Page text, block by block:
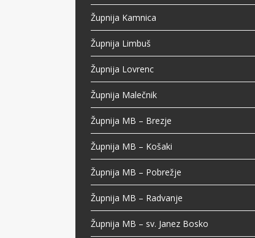
Župnija Kamnica
Župnija Limbuš
Župnija Lovrenc
Župnija Malečnik
Župnija MB – Brezje
Župnija MB – Košaki
Župnija MB – Pobrežje
Župnija MB – Radvanje
Župnija MB – sv. Janez Bosko